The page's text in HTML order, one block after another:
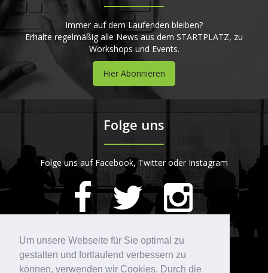
Um unsere Webseite für Sie optimal zu
gestalten und fortlaufend verbessern zu
können, verwenden wir Cookies. Durch die
Immer auf dem Laufenden bleiben?
Erhalte regelmäßig alle News aus dem STARTPLATZ, zu
Workshops und Events.
Hier Abonnieren
Folge uns
Folge uns auf Facebook, Twitter oder Instagram
STARTPLATZ
420Bewertungen auf ProvenExpert.com
Kontakt